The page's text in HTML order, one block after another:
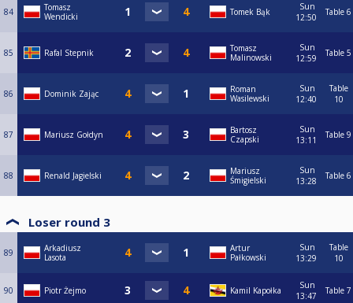
84
Tomasz
Wendicki
Tomek Bąk
Sun
12:50
Table 6
85 Rafal Stepnik
Tomasz
Malinowski
Sun
12:59
Table 5
86 Dominik Zając
Roman
Wasilewski
Sun
12:40
Table
10
87 Mariusz Gołdyn
Bartosz
Czapski
Sun
13:11
Table 9
88 Renald Jagielski
Mariusz
Śmigielski
Sun
13:28
Table 6
Loser round 3
89
Arkadiusz
Lasota
Artur
Pałkowski
Sun
13:29
Table
10
90 Piotr Żejmo Kamil Kapołka
Sun
13:47
Table 7